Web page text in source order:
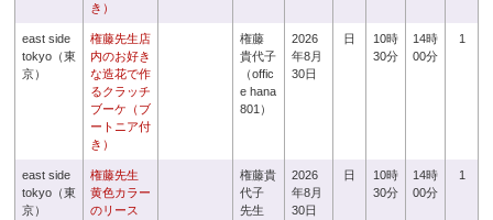
き）
east side
tokyo（東
京）
権藤先生店
内のお好き
な造花で作
るクラッチ
ブーケ（ブ
ートニア付
き）
権藤
貴代子
（offic
e hana
801）
2026
年8月
30日
日
10時
30分
14時
00分
1
east side
tokyo（東
京）
権藤先生
黄色カラー
のリース
権藤貴
代子
先生
2026
年8月
30日
日
10時
30分
14時
00分
1